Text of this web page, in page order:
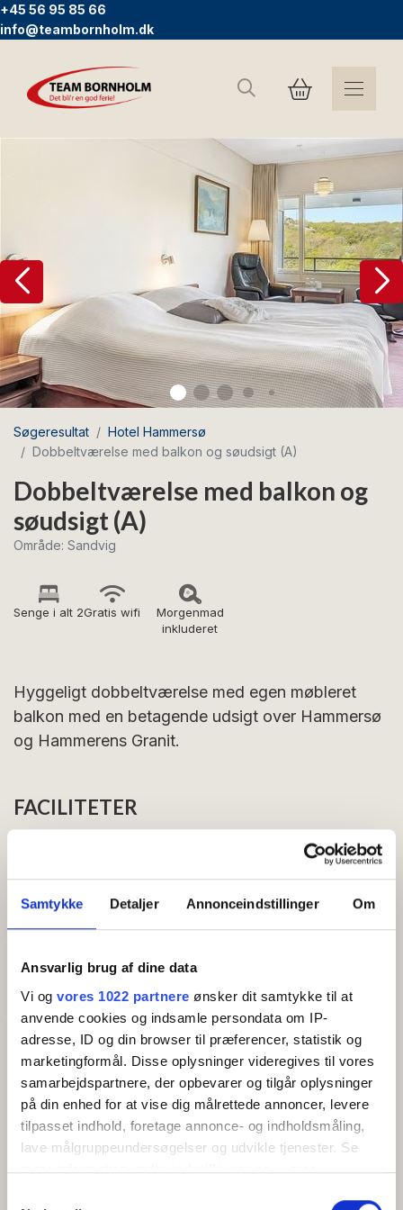
Samtykke Detaljer Annonceindstillinger Om
Ansvarlig brug af dine data
Vi og vores 1022 partnere ønsker dit samtykke til at
anvende cookies og indsamle persondata om IP-
adresse, ID og din browser til præferencer, statistik og
marketingformål. Disse oplysninger videregives til vores
samarbejdspartnere, der opbevarer og tilgår oplysninger
på din enhed for at vise dig målrettede annoncer, levere
tilpasset indhold, foretage annonce- og indholdsmåling,
lave målgruppeundersøgelser og udvikle tjenester. Se
mere information underindstillingerog i vores
+45 56 95 85 66
info@teambornholm.dk
Søg
Søgeresultat
Hotel Hammersø
Dobbeltværelse med balkon og søudsigt (A)
Dobbeltværelse med balkon og
søudsigt (A)
Område: Sandvig
Senge i alt 2Gratis wifi
Morgenmad
inkluderet
Hyggeligt dobbeltværelse med egen møbleret
balkon med en betagende udsigt over Hammersø
og Hammerens Granit.
FACILITETER
Størrelse (m²): 24
Godt at vide
Morgenmad inkluderet
Faciliteter
Gratis wifi
Altan/terrasse
TV
Køleskab